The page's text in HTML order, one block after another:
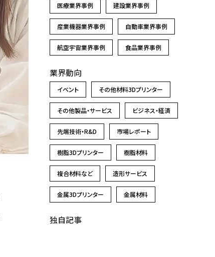
医療業界事例 建設業界事例
産業機器業界事例 自動車業界事例
航空宇宙業界事例 食品業界事例
業界動向
イベント その他材料3Dプリンター
その他製品・サービス ビジネス・経済
先端技術・R&D 市場レポート
樹脂3Dプリンター 樹脂材料
複合材料など 造形サービス
金属3Dプリンター 金属材料
独自記事